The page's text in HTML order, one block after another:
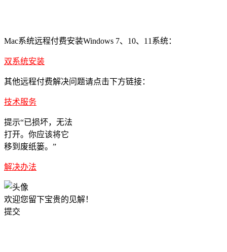
Mac系统远程付费安装Windows 7、10、11系统：
双系统安装
其他远程付费解决问题请点击下方链接：
技术服务
提示“已损坏，无法
打开。你应该将它
移到废纸篓。”
解决办法
欢迎您留下宝贵的见解！
提交